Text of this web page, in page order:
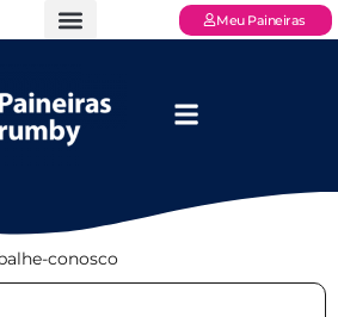
Meu Paineiras
conosco